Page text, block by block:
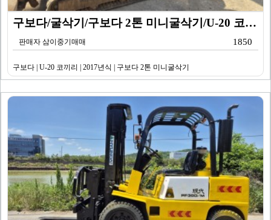
구보다/굴삭기/구보다 2톤 미니굴삭기/U-20 코끼리/…
판매자 삼이중기매매 1850
구보다 | U-20 코끼리 | 2017년식 | 구보다 2톤 미니굴삭기